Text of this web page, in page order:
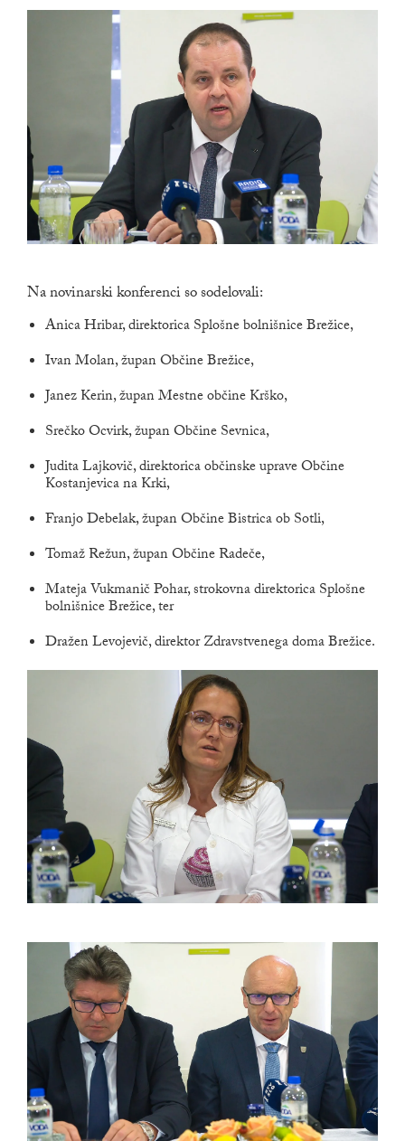
Na novinarski konferenci so sodelovali:
Anica Hribar, direktorica Splošne bolnišnice Brežice,
Ivan Molan, župan Občine Brežice,
Janez Kerin, župan Mestne občine Krško,
Srečko Ocvirk, župan Občine Sevnica,
Judita Lajkovič, direktorica občinske uprave Občine
Kostanjevica na Krki,
Franjo Debelak, župan Občine Bistrica ob Sotli,
Tomaž Režun, župan Občine Radeče,
Mateja Vukmanič Pohar, strokovna direktorica Splošne
bolnišnice Brežice, ter
Dražen Levojevič, direktor Zdravstvenega doma Brežice.